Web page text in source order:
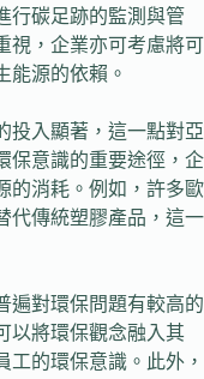
行碳足跡的監測與管
視，企業亦可考慮將可
能源的依賴。
投入顯著，這一點對亞
保意識的重要途徑，企
的消耗。例如，許多歐
代傳統塑膠產品，這一
遍對環保問題有較高的
以將環保觀念融入其
工的環保意識。此外，